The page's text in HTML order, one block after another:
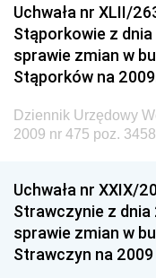
Dziennik
Krajowych i
Dziennik
Dziennik
Dziennik
Dziennik
Dziennik
Uchwała nr XLII/
Stąporkowie z
sprawie zmian w
Stąporków na
Dziennik Urzędowy
2009 nr 475 poz. 3458
Uchwała nr XXIX/
Strawczynie z dnia
sprawie zmian w
Strawczyn na